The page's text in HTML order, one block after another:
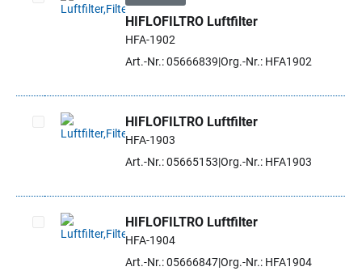
Artikel auswählen
HIFLOFILTRO Luftfilter
HFA-1902
Art.-Nr.: 05666839 Org.-Nr.: HFA1902
Artikel auswählen
HIFLOFILTRO Luftfilter
HFA-1903
Art.-Nr.: 05665153 Org.-Nr.: HFA1903
Artikel auswählen
HIFLOFILTRO Luftfilter
HFA-1904
Art.-Nr.: 05666847Org.-Nr.: HFA1904